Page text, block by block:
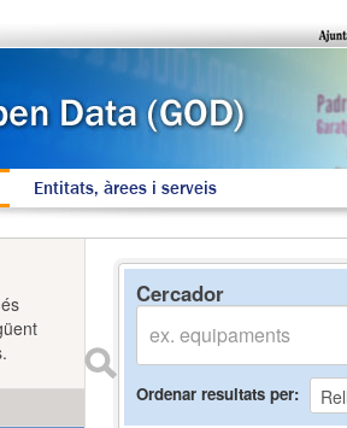
Entitats, àrees i serveis
Cercador
Ordenar resultats per